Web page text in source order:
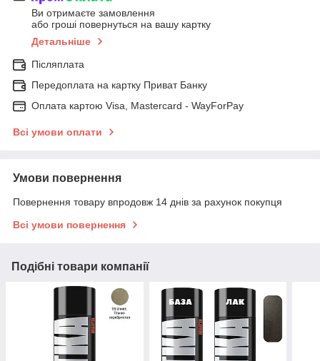
Ви отримаєте замовлення
або гроші повернуться на вашу картку
Детальніше
Післяплата
Передоплата на картку Приват Банку
Оплата картою Visa, Mastercard - WayForPay
Всі умови оплати
Умови повернення
Повернення товару впродовж 14 днів за рахунок покупця
Всі умови повернення
Подібні товари компанії